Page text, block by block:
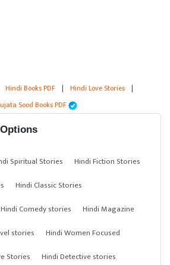
Hindi Books PDF | Hindi Love Stories |
Sood Books PDF
Spiritual Stories
Hindi Fiction Stories
Hindi Classic Stories
Hindi Comedy stories
Hindi Magazine
stories
Hindi Women Focused
Stories
Hindi Detective stories